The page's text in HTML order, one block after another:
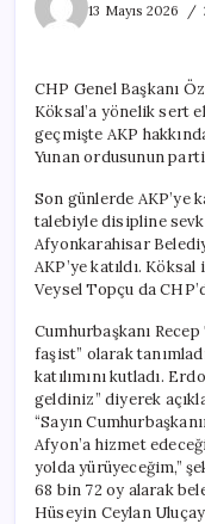
13 Mayıs 2026
CHP Genel Başkanı
Köksal’a yönelik sert
geçmişte AKP
Yunan ordusunun
Son günlerde AKP’ye
talebiyle disipline
Afyonkarahisar
AKP’ye katıldı.
Veysel Topçu da
Cumhurbaşkanı
faşist” olarak
katılımını kutladı.
geldiniz” diyerek
“Sayın
Afyon’a hizmet
yolda yürüyeceğim,”
68 bin 72 oy alarak
Hüseyin Ceylan